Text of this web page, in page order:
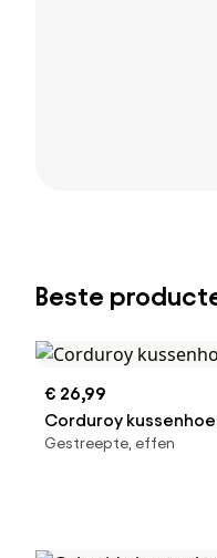
Beste
€ 26,99
Corduroy
Gestreepte, effen